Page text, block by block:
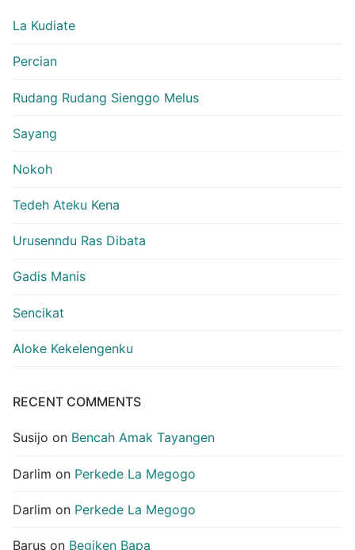
La Kudiate
Percian
Rudang Rudang Sienggo Melus
Sayang
Nokoh
Tedeh Ateku Kena
Urusenndu Ras Dibata
Gadis Manis
Sencikat
Aloke Kekelengenku
RECENT COMMENTS
Susijo on Bencah Amak Tayangen
Darlim on Perkede La Megogo
Darlim on Perkede La Megogo
Barus on Begiken Bapa